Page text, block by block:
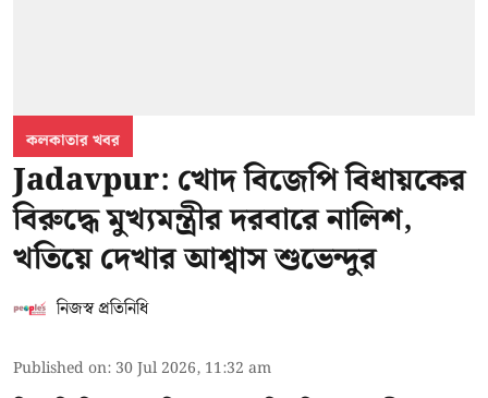
কলকাতার খবর
Jadavpur: খোদ বিজেপি বিধায়কের
বিরুদ্ধে মুখ্যমন্ত্রীর দরবারে নালিশ,
খতিয়ে দেখার আশ্বাস শুভেন্দুর
নিজস্ব প্রতিনিধি
Published on: 30 Jul 2026, 11:32 am